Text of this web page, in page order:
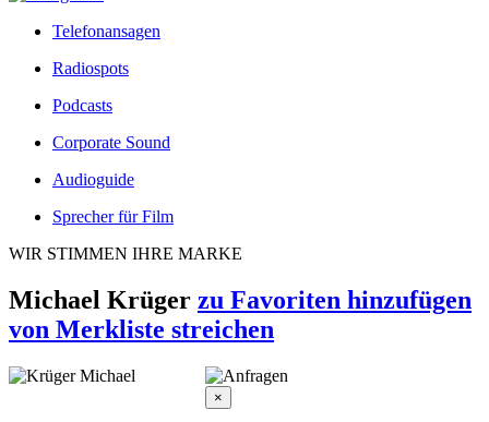
Telefonansagen
Radiospots
Podcasts
Corporate Sound
Audioguide
Sprecher für Film
WIR STIMMEN IHRE MARKE
Michael Krüger zu Favoriten hinzufügen
von Merkliste streichen
×